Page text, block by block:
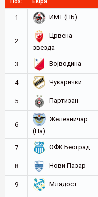
Поз: Ekipa:
1 ИМТ (НБ)
2
Црвена
звезда
3 Војводина
4 Чукарички
5 Партизан
6
Железничар
(Па)
7 ОФК Београд
8 Нови Пазар
9 Младост